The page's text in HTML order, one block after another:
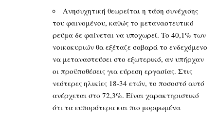
Ανησυχητική θεωρείται η τάση συνέχισης
του φαινομένου, καθώς το μεταναστευτικό
ρεύμα δε φαίνεται να υποχωρεί. Το 40,1% των
νοικοκυριών θα εξέταζε σοβαρά το ενδεχόμενο
να μεταναστεύσει στο εξωτερικό, αν υπήρχαν
οι προϋποθέσεις για εύρεση εργασίας. Στις
νεότερες ηλικίες 18-34 ετών, το ποσοστό αυτό
ανέρχεται στο 72,3%. Είναι χαρακτηριστικό
ότι τα ευπορότερα και πιο μορφωμένα